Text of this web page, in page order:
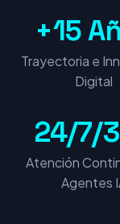
+15
Trayectoria e
Digital
24/7/
Atención
Agentes